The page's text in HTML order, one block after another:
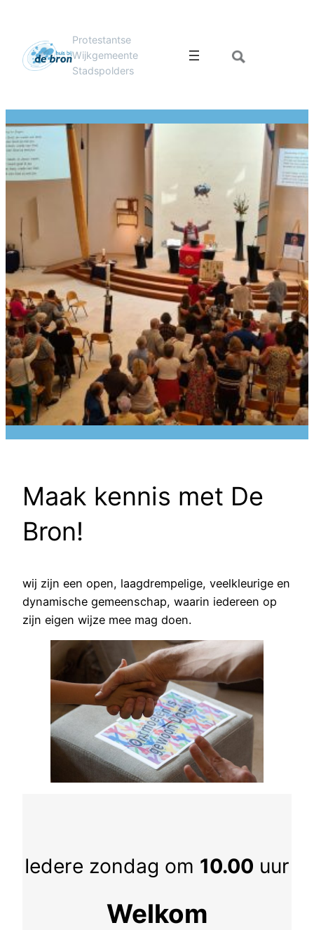
Protestantse
Wijkgemeente
Stadspolders
Maak kennis met De
Bron!
wij zijn een open, laagdrempelige, veelkleurige en
dynamische gemeenschap, waarin iedereen op
zijn eigen wijze mee mag doen.
Iedere zondag om 10.00 uur
Welkom